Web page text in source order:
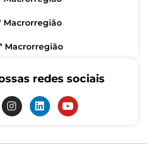
Macrorregião
Macrorregião
redes sociais